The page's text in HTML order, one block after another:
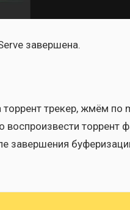
завер­ше­на.
тре­кер, жмём
вос­про­из­ве­сти тор­рент
завер­ше­ния